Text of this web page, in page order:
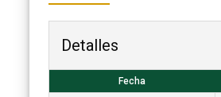
Detalles
Fecha